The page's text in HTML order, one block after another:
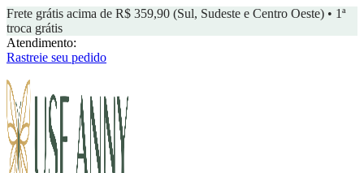
Frete grátis acima de R$ 359,90 (Sul, Sudeste e Centro Oeste) • 1ª
troca grátis
Atendimento:
Rastreie seu pedido